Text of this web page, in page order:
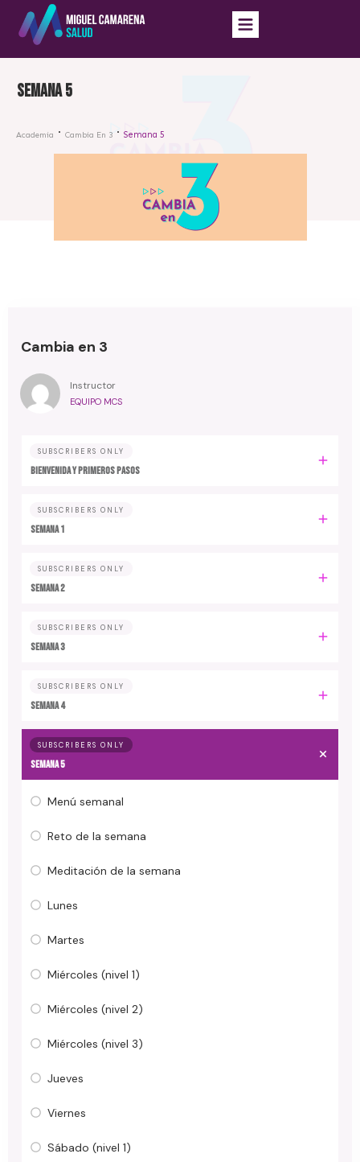
Semana 5
Academia Cambia En 3 Semana 5
Cambia en 3
Instructor
EQUIPO MCS
SUBSCRIBERS ONLY
Bienvenida y primeros pasos
SUBSCRIBERS ONLY
Semana 1
SUBSCRIBERS ONLY
Semana 2
SUBSCRIBERS ONLY
Semana 3
SUBSCRIBERS ONLY
Semana 4
SUBSCRIBERS ONLY
Semana 5
Menú semanal
Reto de la semana
Meditación de la semana
Lunes
Martes
Miércoles (nivel 1)
Miércoles (nivel 2)
Miércoles (nivel 3)
Jueves
Viernes
Sábado (nivel 1)